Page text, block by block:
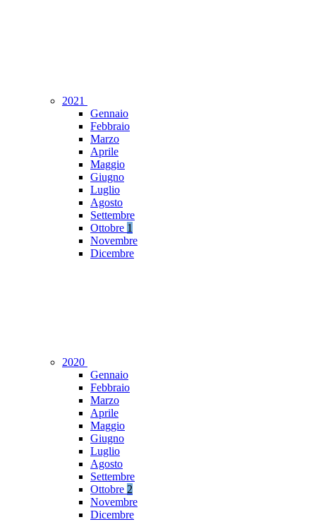
2021
Gennaio
Febbraio
Marzo
Aprile
Maggio
Giugno
Luglio
Agosto
Settembre
Ottobre 1
Novembre
Dicembre
2020
Gennaio
Febbraio
Marzo
Aprile
Maggio
Giugno
Luglio
Agosto
Settembre
Ottobre 2
Novembre
Dicembre